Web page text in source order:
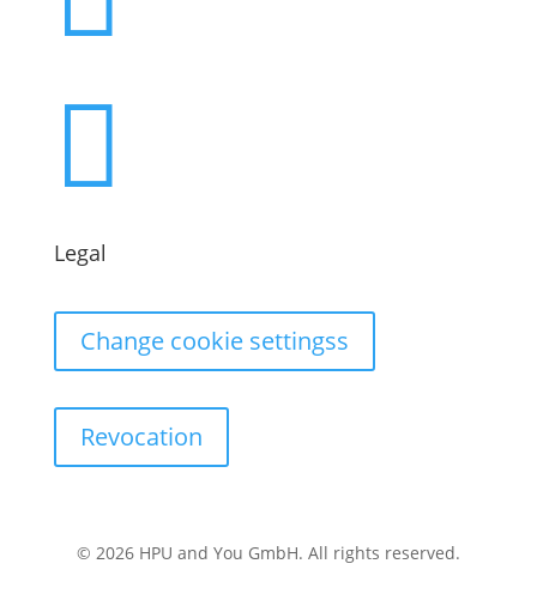

Legal
Change cookie settingss
Revocation
© 2026 HPU and You GmbH. All rights reserved.